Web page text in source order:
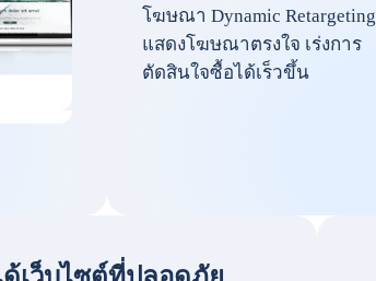
โฆษณา Dynamic Retargeting
แสดงโฆษณาตรงใจ เร่งการ
ตัดสินใจซื้อได้เร็วขึ้น